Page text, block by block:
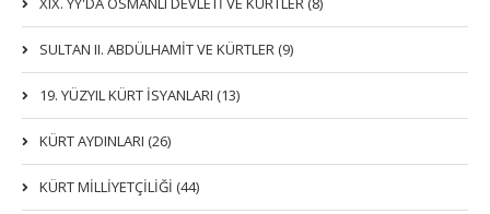
SULTAN II. ABDÜLHAMİT VE KÜRTLER (9)
19. YÜZYIL KÜRT İSYANLARI (13)
KÜRT AYDINLARI (26)
KÜRT MİLLİYETÇİLİĞİ (44)